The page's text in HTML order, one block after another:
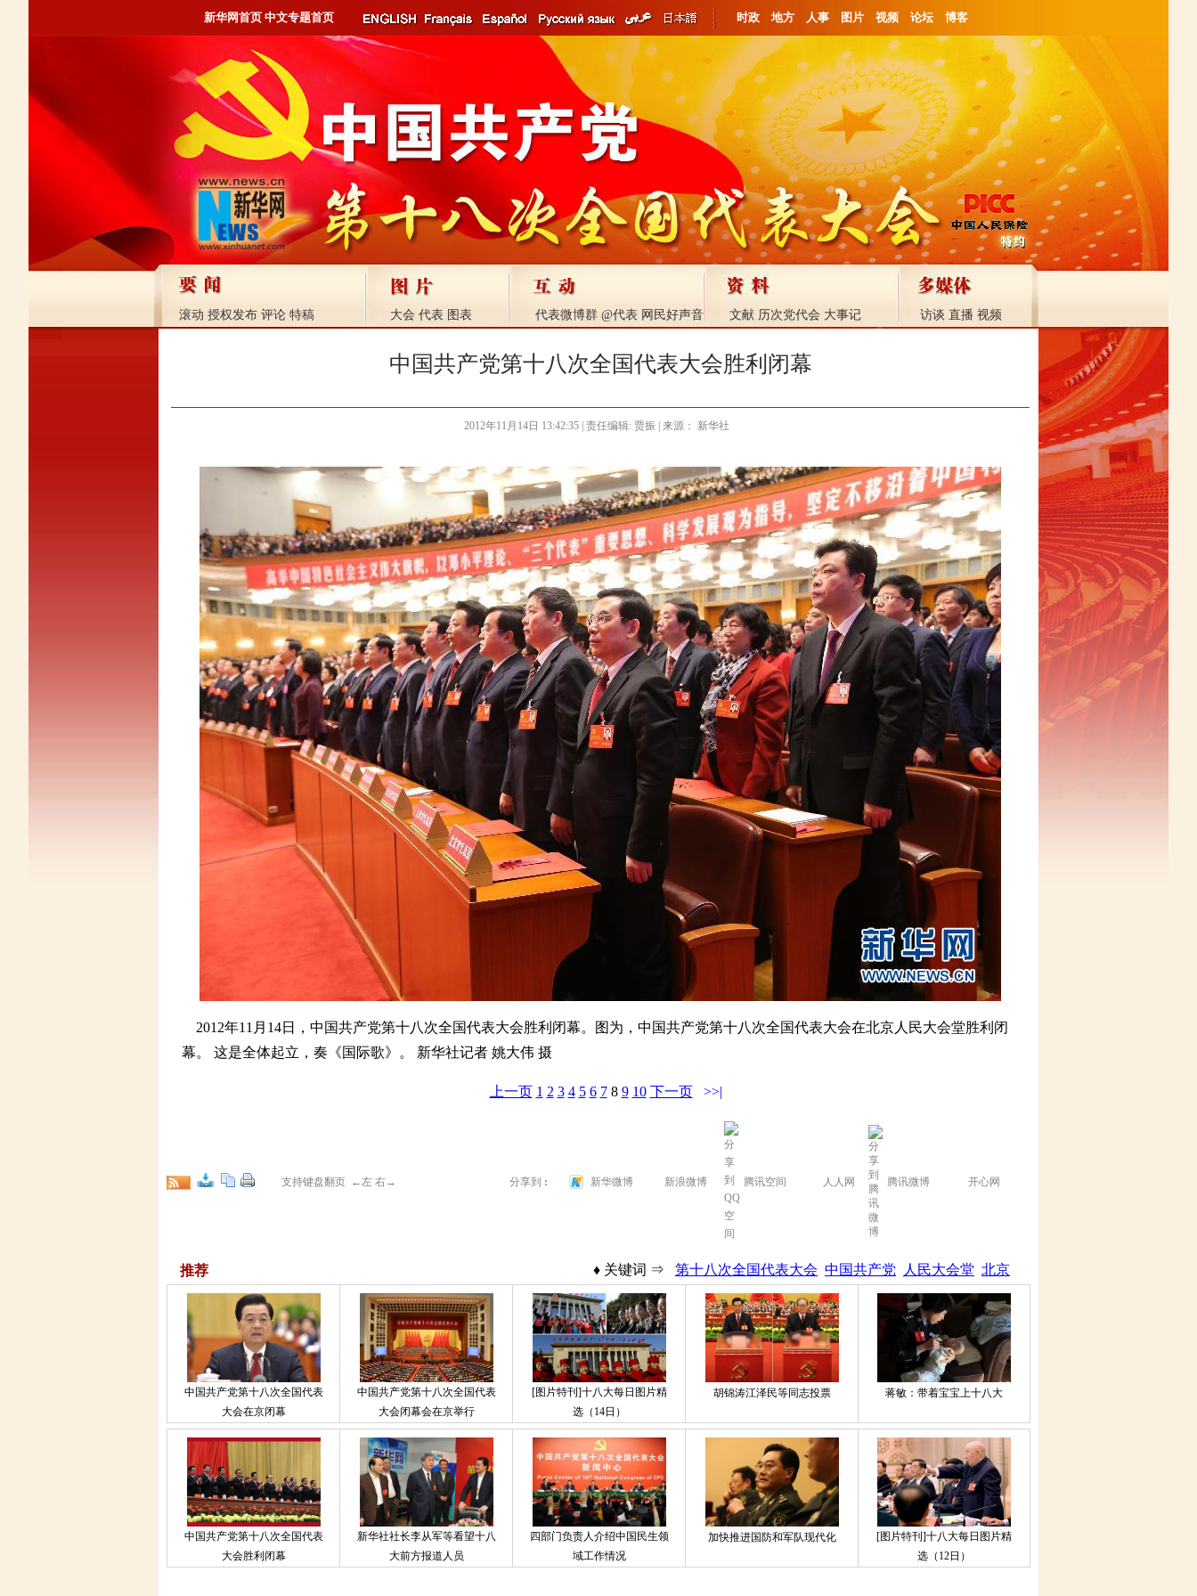
新华网首页 中文专题首页 时政 地方 人事 图片 视频 论坛 博客
滚动 授权发布 评论 特稿 大会 代表 图表 代表微博群 @代表 网民好声音 文献 历次党代会 大事记 访谈 直播 视频
中国共产党第十八次全国代表大会胜利闭幕
2012年11月14日 13:42:35| 责任编辑: 贾振 | 来源： 新华社
2012年11月14日，中国共产党第十八次全国代表大会胜利闭幕。图为，中国共产党第十八次全国代表大会在北京人民大会堂胜利闭
幕。 这是全体起立，奏《国际歌》。 新华社记者 姚大伟 摄
上一页 1 2 3 4 5 6 7 8 9 10 下一页 >>|
支持键盘翻页 ←左 右→ 分享到 : 新华微博 新浪微博 腾讯空间 人人网 腾讯微博 开心网
推荐 ♦ 关键词 ⇒ 第十八次全国代表大会 中国共产党 人民大会堂 北京
中国共产党第十八次全国代表
大会在京闭幕
中国共产党第十八次全国代表
大会闭幕会在京举行
[图片特刊]十八大每日图片精
选（14日）
胡锦涛江泽民等同志投票 蒋敏：带着宝宝上十八大
中国共产党第十八次全国代表
大会胜利闭幕
新华社社长李从军等看望十八
大前方报道人员
四部门负责人介绍中国民生领
域工作情况
加快推进国防和军队现代化
[图片特刊]十八大每日图片精
选（12日）